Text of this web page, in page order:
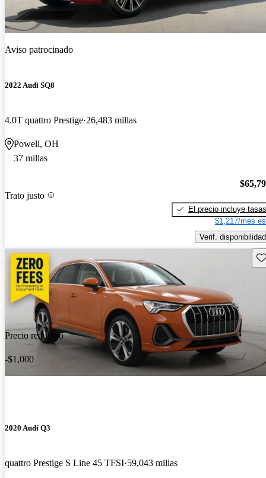
Aviso patrocinado
2022 Audi SQ8
4.0T quattro Prestige 26,483 millas
Powell, OH
37 millas
Trato justo
El precio incluye tasas
$1,217/mes
Verif. disponibilidad
Precio reducido
-$1,000
2020 Audi Q3
quattro Prestige S Line 45 TFSI 59,043 millas